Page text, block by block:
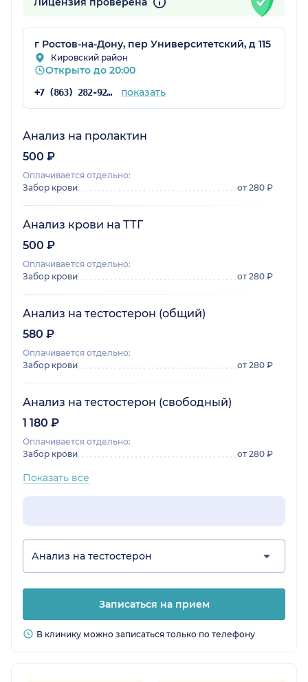
г Ростов-на-Дону, пер Университетский, д 115
Кировский район
Открыто до 20:00
+7 (863) 282-92-97 показать
Анализ на пролактин
500 ₽
Оплачивается отдельно:
Забор крови
от 280 ₽
Анализ крови на ТТГ
500 ₽
Оплачивается отдельно:
Забор крови
от 280 ₽
Анализ на тестостерон (общий)
580 ₽
Оплачивается отдельно:
Забор крови
от 280 ₽
Анализ на тестостерон (свободный)
1 180 ₽
Оплачивается отдельно:
Забор крови
от 280 ₽
Показать все
Анализ на тестостерон
Записаться на прием
В клинику можно записаться только по телефону